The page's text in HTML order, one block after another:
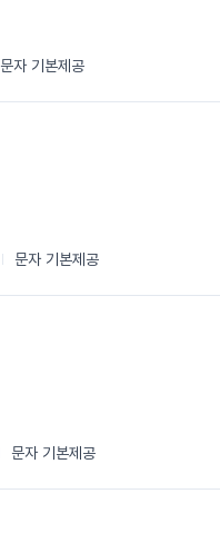
문자 기본제공
문자 기본제공
문자 기본제공